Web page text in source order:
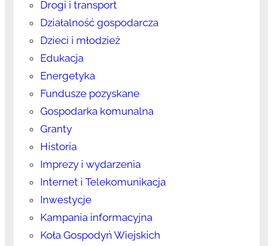
Drogi i transport
Działalność gospodarcza
Dzieci i młodzież
Edukacja
Energetyka
Fundusze pozyskane
Gospodarka komunalna
Granty
Historia
Imprezy i wydarzenia
Internet i Telekomunikacja
Inwestycje
Kampania informacyjna
Koła Gospodyń Wiejskich